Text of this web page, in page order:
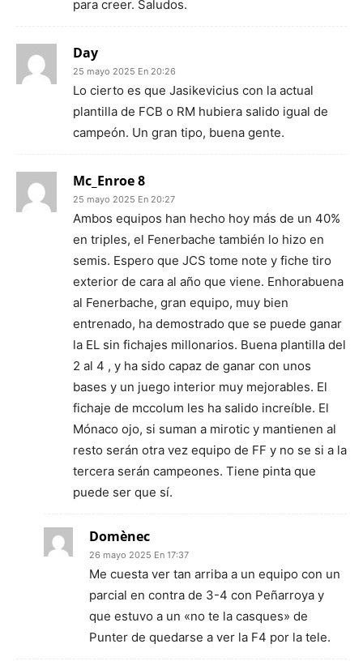
para creer. Saludos.
Day
25 mayo 2025 En 20:26
Lo cierto es que Jasikevicius con la actual
plantilla de FCB o RM hubiera salido igual de
campeón. Un gran tipo, buena gente.
Mc_Enroe 8
25 mayo 2025 En 20:27
Ambos equipos han hecho hoy más de un 40%
en triples, el Fenerbache también lo hizo en
semis. Espero que JCS tome note y fiche tiro
exterior de cara al año que viene. Enhorabuena
al Fenerbache, gran equipo, muy bien
entrenado, ha demostrado que se puede ganar
la EL sin fichajes millonarios. Buena plantilla del
2 al 4 , y ha sido capaz de ganar con unos
bases y un juego interior muy mejorables. El
fichaje de mccolum les ha salido increíble. El
Mónaco ojo, si suman a mirotic y mantienen al
resto serán otra vez equipo de FF y no se si a la
tercera serán campeones. Tiene pinta que
puede ser que sí.
Domènec
26 mayo 2025 En 17:37
Me cuesta ver tan arriba a un equipo con un
parcial en contra de 3-4 con Peñarroya y
que estuvo a un «no te la casques» de
Punter de quedarse a ver la F4 por la tele.